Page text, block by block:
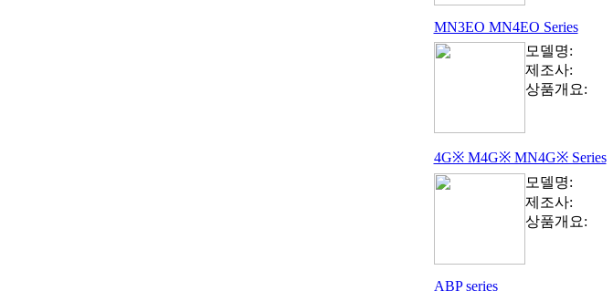
MN3EO MN4EO Series
모델명:
제조사:
상품개요:
4G※ M4G※ MN4G※ Series
모델명:
제조사:
상품개요:
ABP series